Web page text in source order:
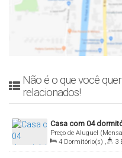
Não é o que você
relacionados!
Casa com 04
Britânia, em
Preço de Aluguel
São Paulo, Brasil
4 Dormitório(s) , 3
Sala(s) , 1 Suíte(s) ,